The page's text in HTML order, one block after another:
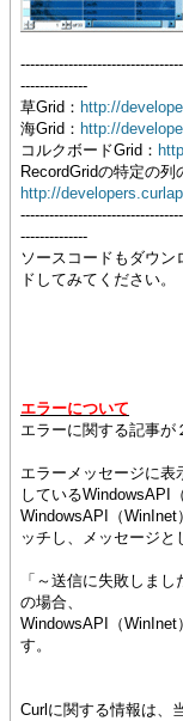
--------------
草Grid： http://
海Grid： http://
コルクボードGrid：
RecordGridの特定の列
http://
--------------
ソースコードもダウ
ドしてみてください。
エラーについて
エラーに関する記事が
エラーメッセージに表
しているWindowsAPI
WindowsAPI（WinInet
ッチし、メッセージと
「～送信に失敗しま
の場合、
WindowsAPI（WinInet
す。
Curlに関する情報は、